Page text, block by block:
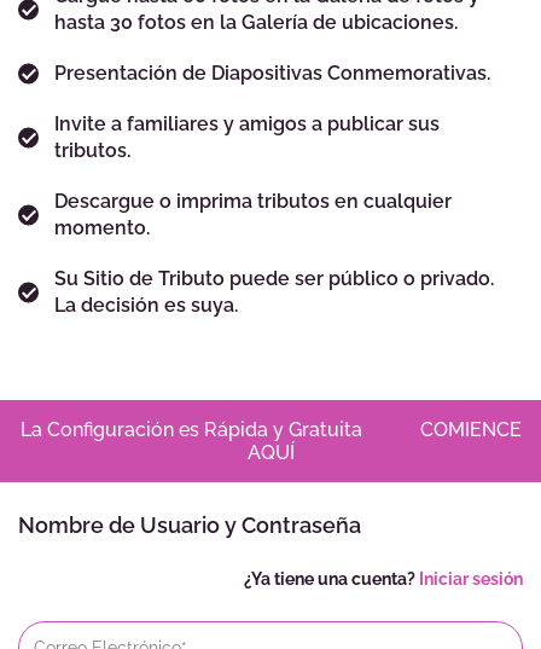
hasta 30 fotos en la Galería de ubicaciones.
Presentación de Diapositivas Conmemorativas.
Invite a familiares y amigos a publicar sus
tributos.
Descargue o imprima tributos en cualquier
momento.
Su Sitio de Tributo puede ser público o privado.
La decisión es suya.
La Configuración es Rápida y Gratuita
COMIENCE
AQUÍ
Nombre de Usuario y Contraseña
¿Ya tiene una cuenta? Iniciar sesión